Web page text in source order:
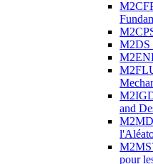
M2DS
and
pour